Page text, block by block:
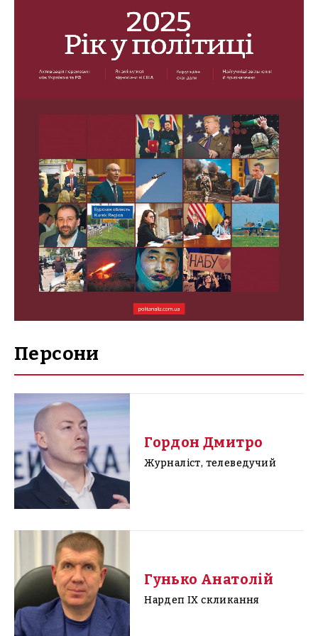
Персони
Гордон Дмитро
Журналіст, телеведучий
Гунько Анатолій
Нардеп IX скликання